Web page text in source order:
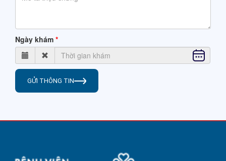
Ngày khám
GỬI THÔNG TIN